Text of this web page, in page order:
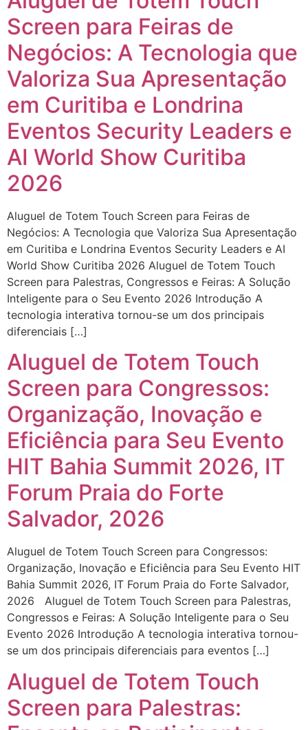
Screen para Feiras de
Negócios: A Tecnologia que
Valoriza Sua Apresentação
em Curitiba e Londrina
Eventos Security Leaders e
AI World Show Curitiba
2026
Aluguel de Totem Touch Screen para Feiras de
Negócios: A Tecnologia que Valoriza Sua Apresentação
em Curitiba e Londrina Eventos Security Leaders e AI
World Show Curitiba 2026 Aluguel de Totem Touch
Screen para Palestras, Congressos e Feiras: A Solução
Inteligente para o Seu Evento 2026 Introdução A
tecnologia interativa tornou-se um dos principais
diferenciais […]
Aluguel de Totem Touch
Screen para Congressos:
Organização, Inovação e
Eficiência para Seu Evento
HIT Bahia Summit 2026, IT
Forum Praia do Forte
Salvador, 2026
Aluguel de Totem Touch Screen para Congressos:
Organização, Inovação e Eficiência para Seu Evento HIT
Bahia Summit 2026, IT Forum Praia do Forte Salvador,
2026 Aluguel de Totem Touch Screen para Palestras,
Congressos e Feiras: A Solução Inteligente para o Seu
Evento 2026 Introdução A tecnologia interativa tornou-
se um dos principais diferenciais para eventos […]
Aluguel de Totem Touch
Screen para Palestras: